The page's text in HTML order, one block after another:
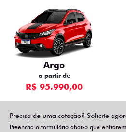
Argo
a partir de
R$ 95.990,00
Precisa de uma cotação? Solicite
Preencha o formulário abaixo que